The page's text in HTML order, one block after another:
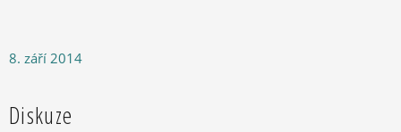
Publikováno:
8. září 2014
Diskuze